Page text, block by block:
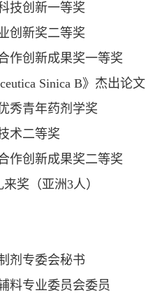
技创新一等奖
创新奖二等奖
作创新成果奖一等奖
Sinica B》杰出论
秀青年药剂学奖
术二等奖
作创新成果奖二等奖
来奖（亚洲3人）
剂专委会秘书
料专业委员会委员